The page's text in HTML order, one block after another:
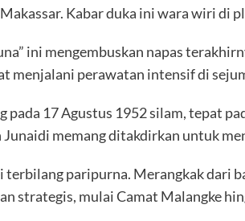
Kabar duka ini wara wiri di
ini mengembuskan napas
menjalani perawatan intensif di
pada 17 Agustus 1952 silam, tepat
memang ditakdirkan untuk
paripurna. Merangkak dari
strategis, mulai Camat Malangke